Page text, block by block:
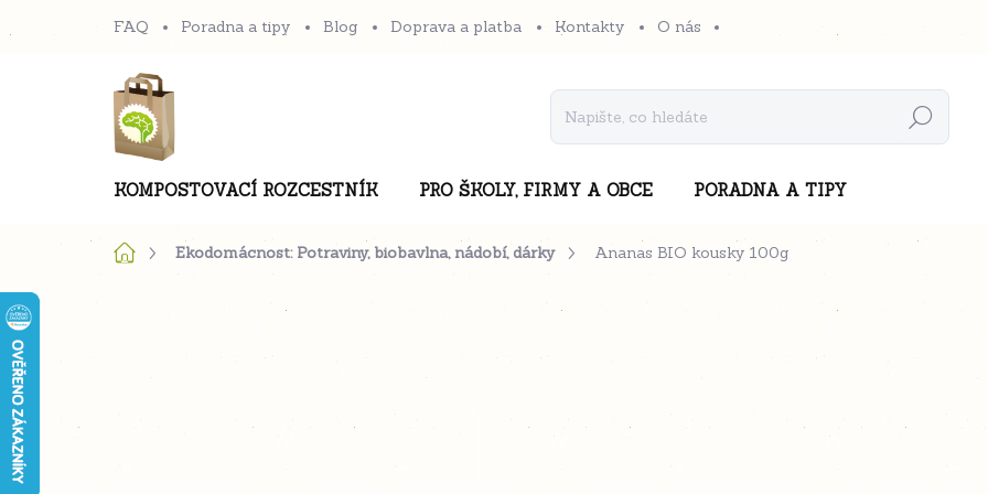
na
FAQ Poradna a tipy Blog Doprava a platba Kontakty O nás
Hledat
KOMPOSTOVACÍ ROZCESTNÍK PRO ŠKOLY, FIRMY A OBCE PORADNA A TIPY
DomůEkodomácnost: Potraviny, biobavlna, nádobí, dárky Ananas BIO kousky 100g